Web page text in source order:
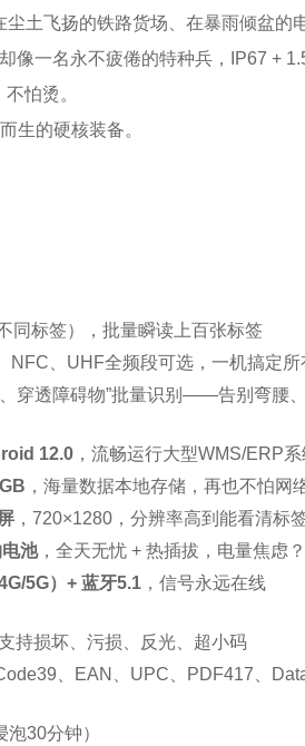
像一名永不疲倦的特种兵，IP67 +
怕烫。
同标签），批量瞬读上百张标签
NFC、UHF全频段可选，一机搞定
穿透障碍物”批量识别——告别弯腰
12.0 ，流畅运行大型WMS/ERP
，海量数据本地存储，再也不怕网
，720×1280，分辨率高到能看清标
池，全天无忧 + 热插拔，电量焦虑
5G）+ 蓝牙5.1 ，信号永远在线
持损坏、污损、反光、超小码
、EAN、UPC、PDF417、
30分钟）